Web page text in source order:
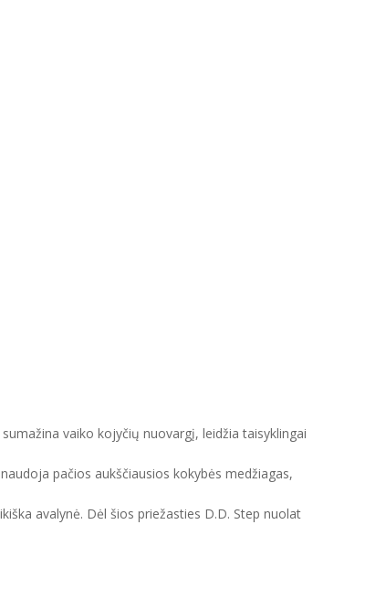
vaiko kojyčių nuovargį, leidžia taisyklingai
pačios aukščiausios kokybės medžiagas,
avalynė. Dėl šios priežasties D.D. Step nuolat